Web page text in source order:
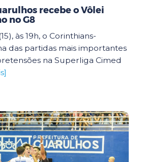
recebe o Vôlei
no G8
às 19h, o Corinthians-
das partidas mais importantes
na Superliga Cimed